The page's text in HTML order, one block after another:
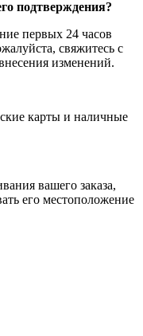
подтверждения?
первых 24 часов
свяжитесь с
изменений.
карты и наличные
вашего заказа,
его местоположение